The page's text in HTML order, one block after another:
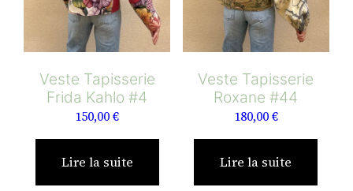
Veste Tapisserie
Frida Kahlo #4
150,00€
Lire la suite
Veste Tapisserie
Roxane #44
180,00€
Lire la suite